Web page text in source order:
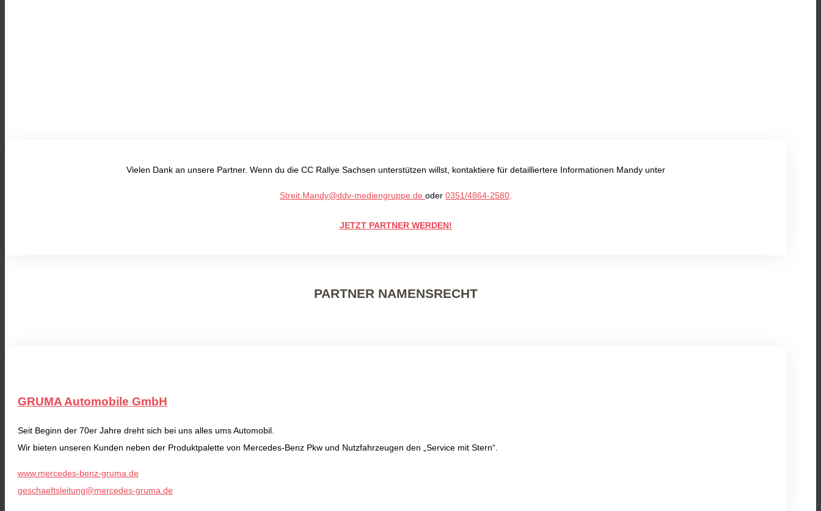
Vielen Dank an unsere Partner. Wenn du die CC Rallye Sachsen unterstützen willst, kontaktiere für detailliertere Informationen Mandy unter
Streit.Mandy@ddv-mediengruppe.de oder 0351/4864-2580
JETZT PARTNER WERDEN!
PARTNER NAMENSRECHT
GRUMA Automobile GmbH
Seit Beginn der 70er Jahre dreht sich bei uns alles ums Automobil.
Wir bieten unseren Kunden neben der Produktpalette von Mercedes-Benz Pkw und Nutzfahrzeugen den „Service mit Stern“.
www.mercedes-benz-gruma.de
geschaeftsleitung@mercedes-gruma.de